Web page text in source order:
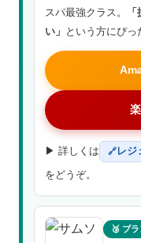
スパ最強クラス。
い」 という方にぴっ
▶ 詳しくは レジ
をどうぞ。
🥉 ブ